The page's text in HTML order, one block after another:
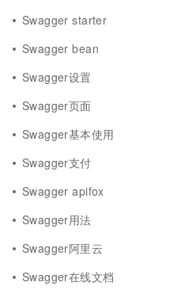
Swagger starter
Swagger bean
Swagger设置
Swagger页面
Swagger基本使用
Swagger支付
Swagger apifox
Swagger用法
Swagger阿里云
Swagger在线文档